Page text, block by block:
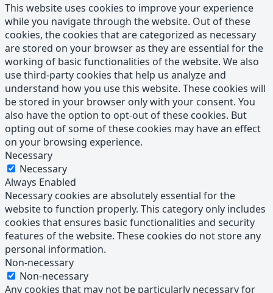
This website uses cookies to improve your experience
while you navigate through the website. Out of these
cookies, the cookies that are categorized as necessary
are stored on your browser as they are essential for the
working of basic functionalities of the website. We also
use third-party cookies that help us analyze and
understand how you use this website. These cookies will
be stored in your browser only with your consent. You
also have the option to opt-out of these cookies. But
opting out of some of these cookies may have an effect
on your browsing experience.
Necessary
Necessary
Always Enabled
Necessary cookies are absolutely essential for the
website to function properly. This category only includes
cookies that ensures basic functionalities and security
features of the website. These cookies do not store any
personal information.
Non-necessary
Non-necessary
Any cookies that may not be particularly necessary for